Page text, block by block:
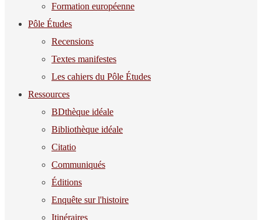
Formation européenne
Pôle Études
Recensions
Textes manifestes
Les cahiers du Pôle Études
Ressources
BDthèque idéale
Bibliothèque idéale
Citatio
Communiqués
Éditions
Enquête sur l'histoire
Itinéraires